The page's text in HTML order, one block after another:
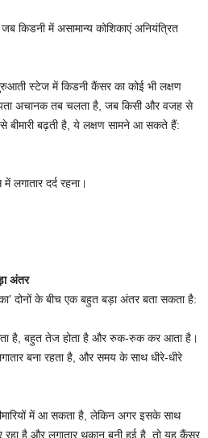
किडनी में असामान्य कोशिकाएं अनियंत्रित
स्टेज में किडनी कैंसर का कोई भी लक्षण
पता अचानक तब चलता है, जब किसी और वजह से
बढ़ती है, ये लक्षण सामने आ सकते हैं:
लगातार दर्द रहना।
अंतर
दोनों के बीच एक बहुत बड़ा अंतर बता सकता है:
है, बहुत तेज होता है और रुक-रुक कर आता है।
बना रहता है, और समय के साथ धीरे-धीरे
में आ सकता है, लेकिन अगर इसके साथ
रहा है और लगातार थकान बनी हुई है, तो यह कैंसर